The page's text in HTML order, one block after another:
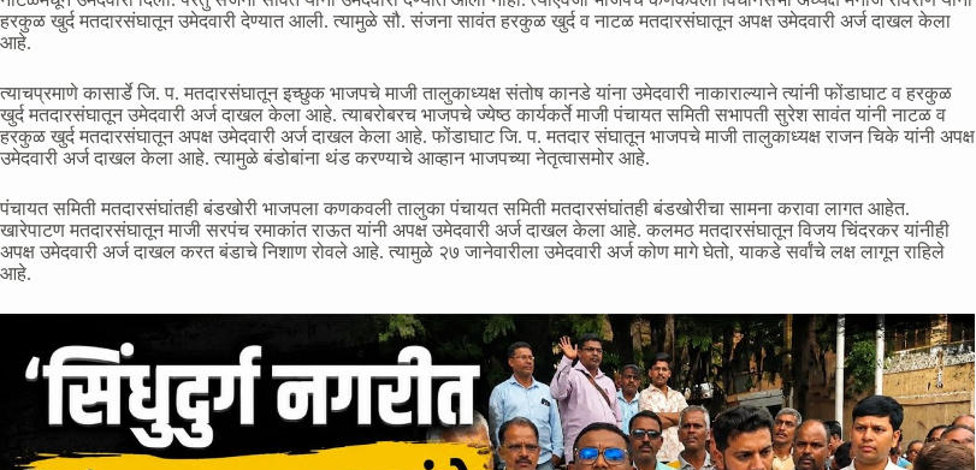
हरकुळ खुर्द मतदारसंघातून उमेदवारी देण्यात आली. त्यामुळे सौ. संजना सावंत हरकुळ खुर्द व नाटळ मतदारसंघातून अपक्ष उमेदवारी अर्ज दाखल केला
आहे.
त्याचप्रमाणे कासार्डे जि. प. मतदारसंघातून इच्छुक भाजपचे माजी तालुकाध्यक्ष संतोष कानडे यांना उमेदवारी नाकाराल्याने त्यांनी फोंडाघाट व हरकुळ
खुर्द मतदारसंघातून उमेदवारी अर्ज दाखल केला आहे. त्याबरोबरच भाजपचे ज्येष्ठ कार्यकर्ते माजी पंचायत समिती सभापती सुरेश सावंत यांनी नाटळ व
हरकुळ खुर्द मतदारसंघातून अपक्ष उमेदवारी अर्ज दाखल केला आहे. फोंडाघाट जि. प. मतदार संघातून भाजपचे माजी तालुकाध्यक्ष राजन चिके यांनी अपक्ष
उमेदवारी अर्ज दाखल केला आहे. त्यामुळे बंडोबांना थंड करण्याचे आव्हान भाजपच्या नेतृत्वासमोर आहे.
पंचायत समिती मतदारसंघांतही बंडखोरी भाजपला कणकवली तालुका पंचायत समिती मतदारसंघांतही बंडखोरीचा सामना करावा लागत आहेत.
खारेपाटण मतदारसंघातून माजी सरपंच रमाकांत राऊत यांनी अपक्ष उमेदवारी अर्ज दाखल केला आहे. कलमठ मतदारसंघातून विजय चिंदरकर यांनीही
अपक्ष उमेदवारी अर्ज दाखल करत बंडाचे निशाण रोवले आहे. त्यामुळे २७ जानेवारीला उमेदवारी अर्ज कोण मागे घेतो, याकडे सर्वांचे लक्ष लागून राहिले
आहे.